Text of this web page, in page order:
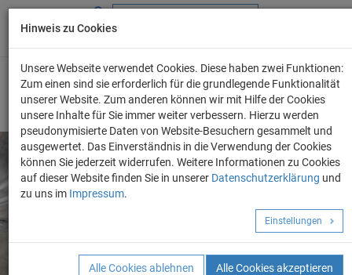
+49 (0) 69 986 4604 - 0
ELEMENTE
FORMEN
Angebot anfordern!
Hinweis zu Cookies
Unsere Webseite verwendet Cookies. Diese haben zwei Funktionen:
Zum einen sind sie erforderlich für die grundlegende Funktionalität
unserer Website. Zum anderen können wir mit Hilfe der Cookies
unsere Inhalte für Sie immer weiter verbessern. Hierzu werden
pseudonymisierte Daten von Website-Besuchern gesammelt und
ausgewertet. Das Einverständnis in die Verwendung der Cookies
können Sie jederzeit widerrufen. Weitere Informationen zu Cookies
auf dieser Website finden Sie in unserer Datenschutzerklärung und
zu uns im Impressum.
Einstellungen
Alle Cookies ablehnen Alle Cookies akzeptieren